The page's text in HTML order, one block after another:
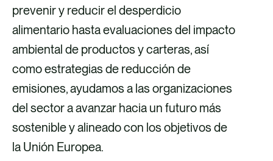
prevenir y reducir el desperdicio
alimentario hasta evaluaciones del impacto
ambiental de productos y carteras, así
como estrategias de reducción de
emisiones, ayudamos a las organizaciones
del sector a avanzar hacia un futuro más
sostenible y alineado con los objetivos de
la Unión Europea.